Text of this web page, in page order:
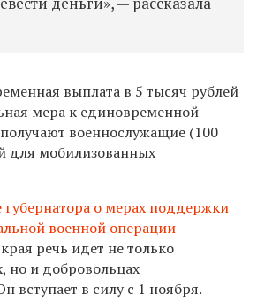
выплата в 5 тысяч рублей
мера к единовременной
военнослужащие (100
для мобилизованных
губернатора о мерах поддержки
военной операции
речь идет не только
но и добровольцах
вступает в силу с 1 ноября.